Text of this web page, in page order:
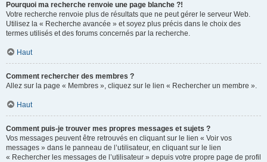
Pourquoi ma recherche renvoie une page blanche ?!
Votre recherche renvoie plus de résultats que ne peut gérer le serveur Web.
Utilisez la « Recherche avancée » et soyez plus précis dans le choix des
termes utilisés et des forums concernés par la recherche.
Haut
Comment rechercher des membres ?
Allez sur la page « Membres », cliquez sur le lien « Rechercher un membre ».
Haut
Comment puis-je trouver mes propres messages et sujets ?
Vos messages peuvent être retrouvés en cliquant sur le lien « Voir vos
messages » dans le panneau de l’utilisateur, en cliquant sur le lien
« Rechercher les messages de l’utilisateur » depuis votre propre page de profil